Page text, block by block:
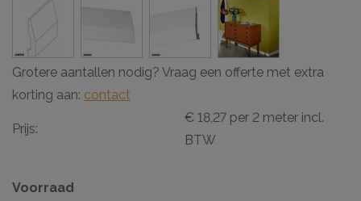
Grotere aantallen nodig? Vraag een offerte met extra
korting aan: contact
Prijs:
€ 18,27 per 2 meter incl.
BTW
Voorraad